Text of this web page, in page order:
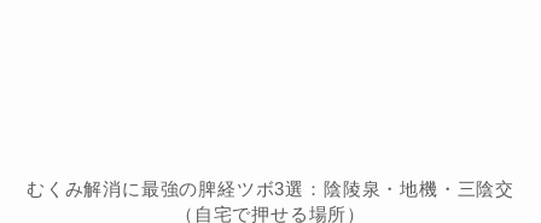
むくみ解消に最強の脾経ツボ3選：陰陵泉・地機・三陰交
（自宅で押せる場所）